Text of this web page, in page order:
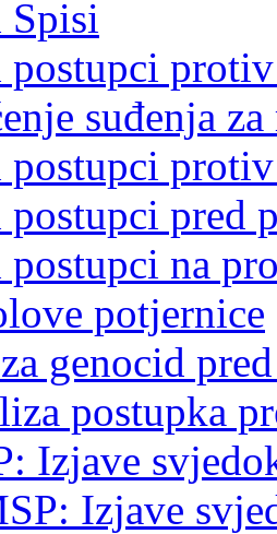
Spisi
postupci
suđenja
postupci
postupci pred
postupci na
potjernice
genocid
postupka
Izjave
Izjave